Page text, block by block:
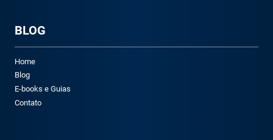
BLOG
Home
Blog
E-books e Guias
Contato